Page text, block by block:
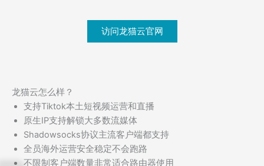
访问龙猫云官网
龙猫云怎么样？
支持Tiktok本土短视频运营和直播
原生IP支持解锁大多数流媒体
Shadowsocks协议主流客户端都支持
全员海外运营安全稳定不会跑路
不限制客户端数量非常适合路由器使用